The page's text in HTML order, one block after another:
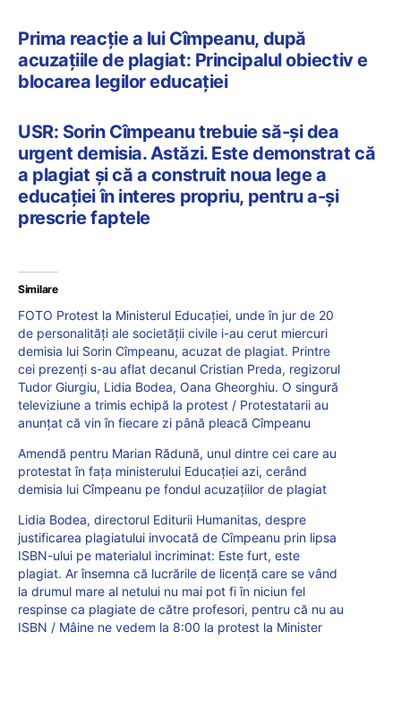
Prima reacție a lui Cîmpeanu, după
acuzațiile de plagiat: Principalul obiectiv e
blocarea legilor educației
USR: Sorin Cîmpeanu trebuie să-și dea
urgent demisia. Astăzi. Este demonstrat că
a plagiat și că a construit noua lege a
educației în interes propriu, pentru a-și
prescrie faptele
Similare
FOTO Protest la Ministerul Educației, unde în jur de 20
de personalități ale societății civile i-au cerut miercuri
demisia lui Sorin Cîmpeanu, acuzat de plagiat. Printre
cei prezenți s-au aflat decanul Cristian Preda, regizorul
Tudor Giurgiu, Lidia Bodea, Oana Gheorghiu. O singură
televiziune a trimis echipă la protest / Protestatarii au
anunțat că vin în fiecare zi până pleacă Cîmpeanu
Amendă pentru Marian Rădună, unul dintre cei care au
protestat în fața ministerului Educației azi, cerând
demisia lui Cîmpeanu pe fondul acuzațiilor de plagiat
Lidia Bodea, directorul Editurii Humanitas, despre
justificarea plagiatului invocată de Cîmpeanu prin lipsa
ISBN-ului pe materialul incriminat: Este furt, este
plagiat. Ar însemna că lucrările de licență care se vând
la drumul mare al netului nu mai pot fi în niciun fel
respinse ca plagiate de către profesori, pentru că nu au
ISBN / Mâine ne vedem la 8:00 la protest la Minister